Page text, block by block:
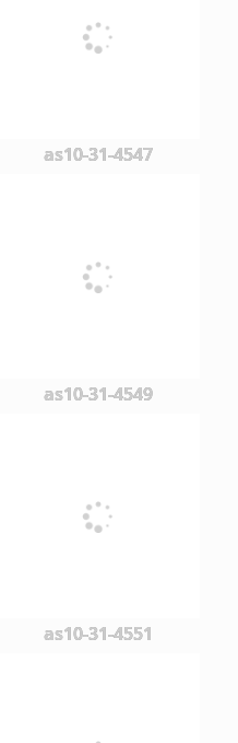
as10-31-4547
as10-31-4549
as10-31-4551